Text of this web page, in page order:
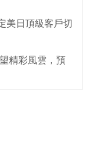
美日頂級客戶切
精彩風雲，預